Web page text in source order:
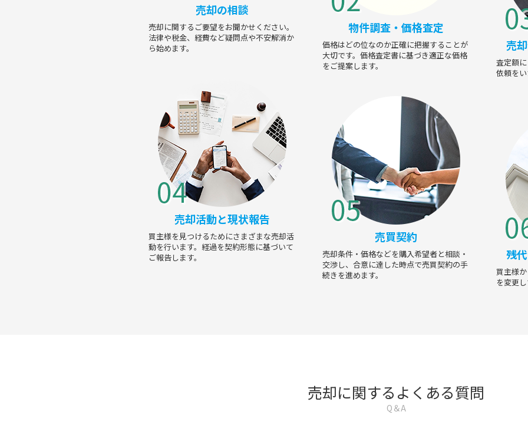
売却の相談
売却に関するご要望をお聞かせください。
法律や税金、経費など疑問点や不安解消か
ら始めます。
物件調査・価格査定
価格はどの位なのか正確に把握することが
大切です。価格査定書に基づき適正な価格
をご提案します。
売
査定額
依頼を
売却活動と現状報告
買主様を見つけるためにさまざまな売却活
動を行います。経過を契約形態に基づいて
ご報告します。
売買契約
売却条件・価格などを購入希望者と相談・
交渉し、合意に達した時点で売買契約の手
続きを進めます。
残
買主様
を変更
売却に関するよくある質問
Q＆A